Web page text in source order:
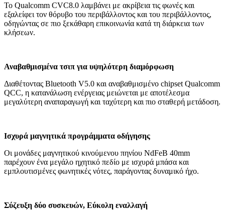
Το Qualcomm CVC8.0 λαμβάνει με ακρίβεια τις φωνές και
εξαλείφει τον θόρυβο του περιβάλλοντος και του περιβάλλοντος,
οδηγώντας σε πιο ξεκάθαρη επικοινωνία κατά τη διάρκεια των
κλήσεων.
Αναβαθμισμένα τσιπ για υψηλότερη διαμόρφωση
Διαθέτοντας Bluetooth V5.0 και αναβαθμισμένο chipset Qualcomm
QCC, η κατανάλωση ενέργειας μειώνεται με αποτέλεσμα
μεγαλύτερη αναπαραγωγή και ταχύτερη και πιο σταθερή μετάδοση.
Ισχυρά μαγνητικά προγράμματα οδήγησης
Οι μονάδες μαγνητικού κινούμενου πηνίου NdFeB 40mm
παρέχουν ένα μεγάλο ηχητικό πεδίο με ισχυρά μπάσα και
εμπλουτισμένες φωνητικές νότες, παράγοντας δυναμικό ήχο.
Σύζευξη δύο συσκευών, Εύκολη εναλλαγή